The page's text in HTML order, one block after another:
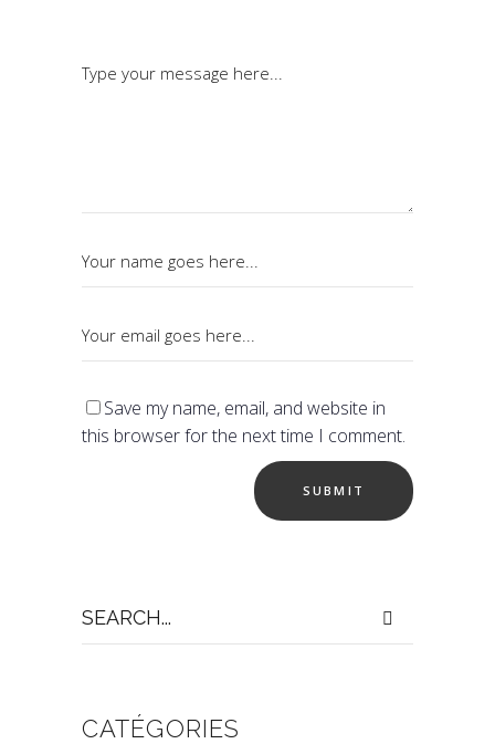
Save my name, email, and website in
this browser for the next time I comment.
for:
CATÉGORIES